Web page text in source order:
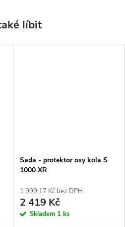
Sada - protektor osy kola S
1000 XR
1 999,17 Kč bez DPH
2 419 Kč
Skladem 1 ks